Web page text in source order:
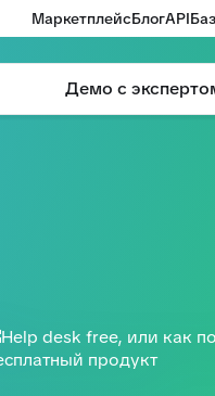
МаркетплейсБлогAPI
Демо с